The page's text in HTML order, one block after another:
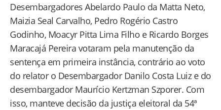
Desembargadores Abelardo Paulo da Matta Neto,
Maizia Seal Carvalho, Pedro Rogério Castro
Godinho, Moacyr Pitta Lima Filho e Ricardo Borges
Maracajá Pereira votaram pela manutenção da
sentença em primeira instância, contrário ao voto
do relator o Desembargador Danilo Costa Luiz e do
desembargador Maurício Kertzman Szporer. Com
isso, manteve decisão da justiça eleitoral da 54ª